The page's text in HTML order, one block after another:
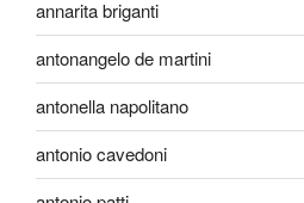
annarita briganti
antonangelo de martini
antonella napolitano
antonio cavedoni